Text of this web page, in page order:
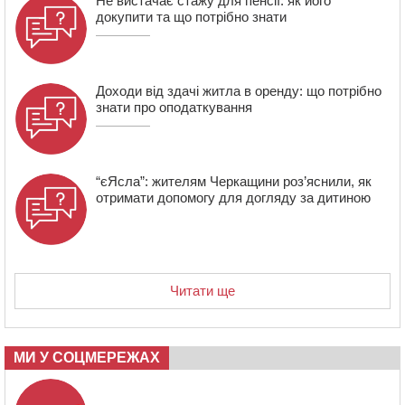
полеглий біля Кліщіївки воїн
докупити та що потрібно знати
Доходи від здачі житла в оренду: що потрібно
знати про оподаткування
“єЯсла”: жителям Черкащини роз’яснили, як
отримати допомогу для догляду за дитиною
Читати ще
МИ У СОЦМЕРЕЖАХ